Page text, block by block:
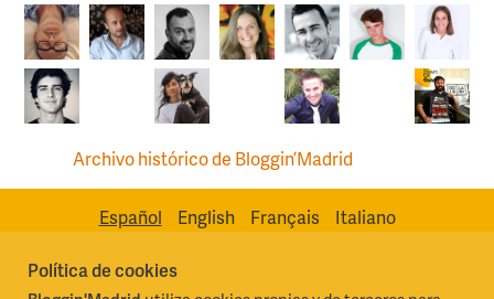
Archivo histórico de Bloggin’Madrid
Español English Français Italiano
Política de cookies